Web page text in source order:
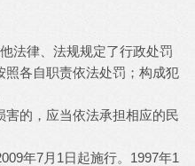
法律、法规规定了行政处罚
照各自职责依法处罚；构成犯
害的，应当依法承担相应的民
年7月1日起施行。1997年1